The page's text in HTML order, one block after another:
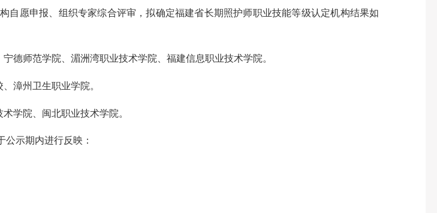
自愿申报、组织专家综合评审，拟确定福建省长期照护师职业技能等级认定机构结果如
德师范学院、湄洲湾职业技术学院、福建信息职业技术学院。
漳州卫生职业学院。
学院、闽北职业技术学院。
公示期内进行反映：